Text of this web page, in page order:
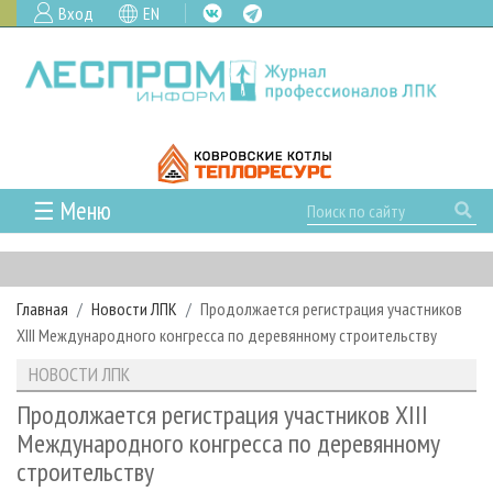
Вход EN
☰ Меню
ГЛАВНАЯ
РУБРИКИ И ТЕМЫ
РУБРИКИ ЖУРНАЛА
ЛЕСОЗАГОТОВКА
ЛЕСОПИЛЕНИЕ
ДЕРЕВООБРАБОТКА
НОВОСТИ
НОВОСТИ ЛПК
НОВОСТИ ЖУРНАЛА
НОВОСТИ КОМПАНИЙ
ПРОЕКТЫ ЛПИ
АНАЛИТИКА
ПРЕДПРИЯТИЯ ЛПК
ЛЕСНЫЕ РЕГИОНЫ РОССИИ
АРХИВ ЖУРНАЛОВ
СТАТЬИ
О ЖУРНАЛЕ
ПОДПИСКА
РЕКЛАМОДАТЕЛЯМ
Главная Новости ЛПК
Продолжается регистрация участников
XIII Международного конгресса по деревянному строительству
НОВОСТИ ЛПК
Продолжается регистрация участников XIII
Международного конгресса по деревянному
строительству